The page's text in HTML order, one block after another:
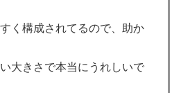
く構成されてるので、助か
大きさで本当にうれしいで